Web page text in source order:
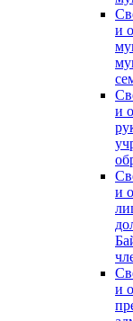
и
и
и
и